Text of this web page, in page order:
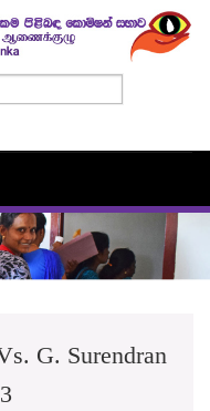
G. Surendran